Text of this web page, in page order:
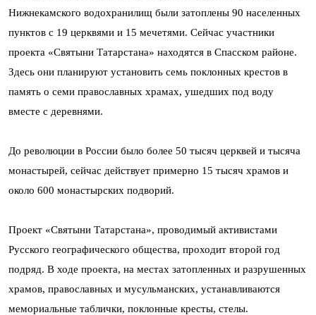
Нижнекамского водохранилищ были затоплены 90 населенных
пунктов с 19 церквями и 15 мечетями. Сейчас участники
проекта «Святыни Татарстана» находятся в Спасском районе.
Здесь они планируют установить семь поклонных крестов в
память о семи православных храмах, ушедших под воду
вместе с деревнями.
До революции в России было более 50 тысяч церквей и тысяча
монастырей, сейчас действует примерно 15 тысяч храмов и
около 600 монастырских подворий.
Проект «Святыни Татарстана», проводимый активистами
Русского географического общества, проходит второй год
подряд. В ходе проекта, на местах затопленных и разрушенных
храмов, православных и мусульманских, устанавливаются
мемориальные таблички, поклонные кресты, стелы.